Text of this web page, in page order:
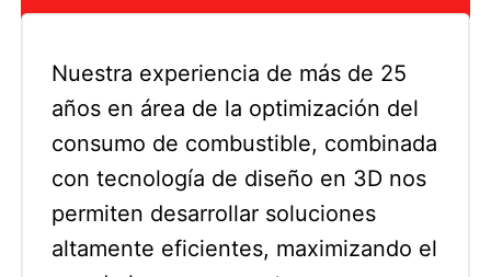
Nuestra experiencia de más de 25
años en área de la optimización del
consumo de combustible, combinada
con tecnología de diseño en 3D nos
permiten desarrollar soluciones
altamente eficientes, maximizando el